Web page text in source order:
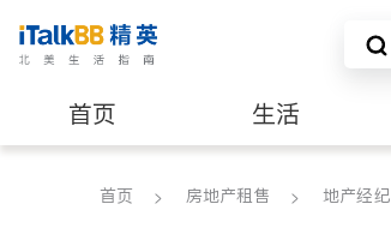
首页 生活
养老 非盈利组织
首页 房地产租售 地产经纪